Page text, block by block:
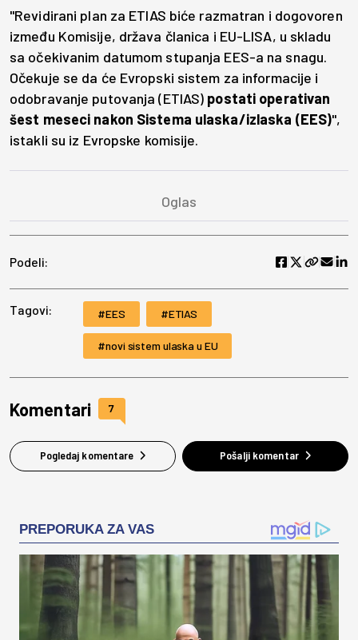
"Revidirani plan za ETIAS biće razmatran i dogovoren
između Komisije, država članica i EU-LISA, u skladu
sa očekivanim datumom stupanja EES-a na snagu.
Očekuje se da će Evropski sistem za informacije i
odobravanje putovanja (ETIAS) postati operativan
šest meseci nakon Sistema ulaska/izlaska (EES)",
istakli su iz Evropske komisije.
Podeli:
Tagovi: EES ETIAS
novi sistem ulaska u EU
Komentari 7
Pogledaj komentare Pošalji komentar
PREPORUKA ZA VAS